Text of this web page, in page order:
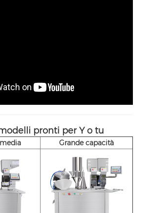
pronti per Yo tu
Grande capacità